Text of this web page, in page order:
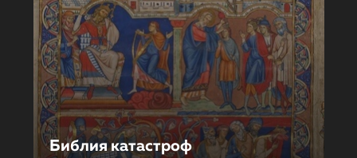
Библия катастроф